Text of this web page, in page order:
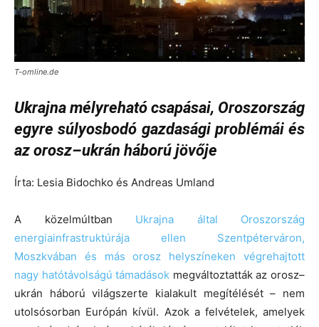
T-omline.de
Ukrajna mélyreható csapásai, Oroszország
egyre súlyosbodó gazdasági problémái és
az orosz–ukrán háború jövője
Írta: Lesia Bidochko és Andreas Umland
A közelmúltban Ukrajna által Oroszország
energiainfrastruktúrája ellen Szentpéterváron,
Moszkvában és más orosz helyszíneken végrehajtott
nagy hatótávolságú támadások megváltoztatták az orosz–
ukrán háború világszerte kialakult megítélését – nem
utolsósorban Európán kívül. Azok a felvételek, amelyek